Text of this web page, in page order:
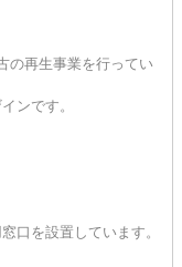
の再生事業を行ってい
ンです。
口を設置しています。